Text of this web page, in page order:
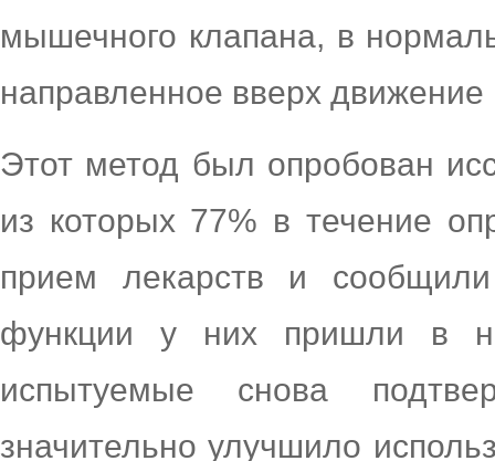
мышечного клапана, в
направленное вверх
Этот метод был опробован
из которых 77% в течение
прием лекарств и
функции у них пришли в
испытуемые снова
значительно улучшило